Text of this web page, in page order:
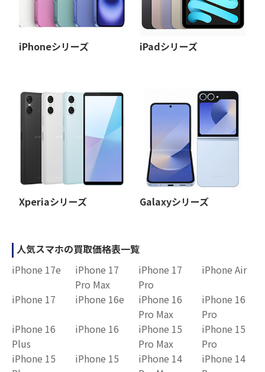
iPhoneシリーズ iPadシリーズ
Xperiaシリーズ Galaxyシリーズ
人気スマホの買取価格表一覧
iPhone 17e
iPhone 17
Pro Max
iPhone 17
Pro
iPhone Air
iPhone 17 iPhone 16e
iPhone 16
Pro Max
iPhone 16
Pro
iPhone 16
Plus
iPhone 16
iPhone 15
Pro Max
iPhone 15
Pro
iPhone 15
iPhone 15
iPhone 14
iPhone 14